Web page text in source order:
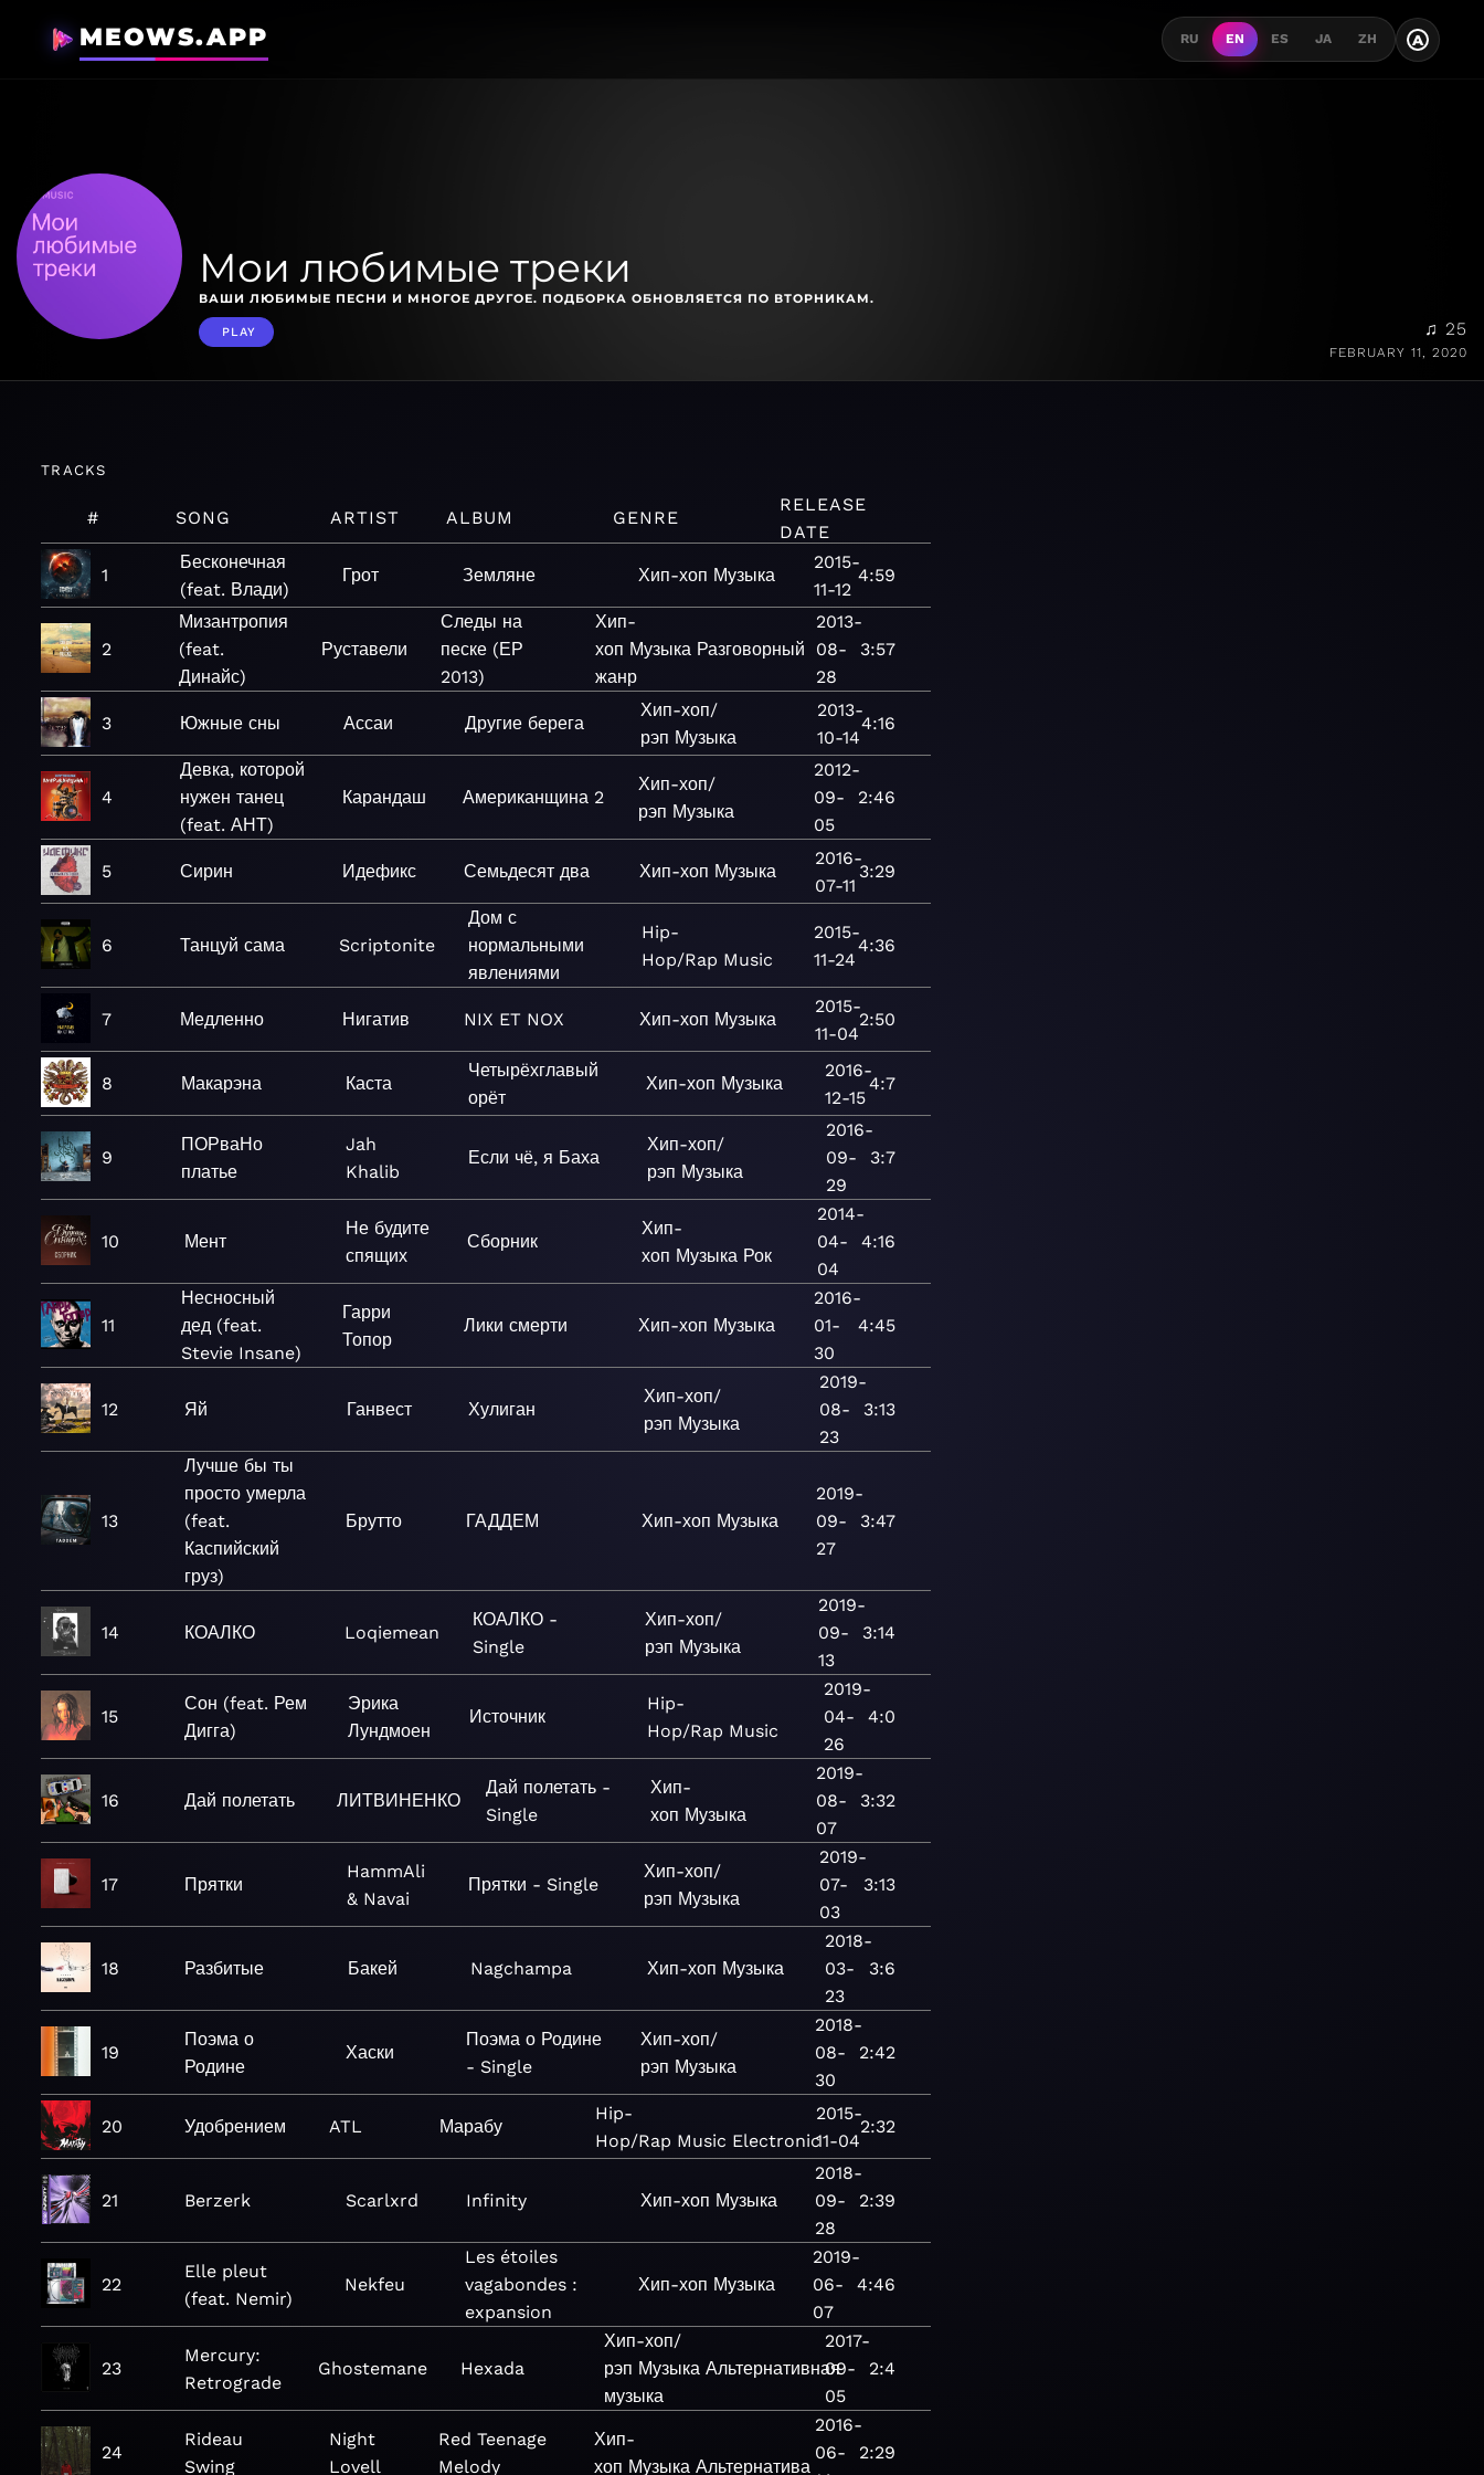
MEOWS.APP RU EN ES JA ZH A
Мои любимые треки
ВАШИ ЛЮБИМЫЕ ПЕСНИ И МНОГОЕ ДРУГОЕ. ПОДБОРКА ОБНОВЛЯЕТСЯ ПО ВТОРНИКАМ.
PLAY ♫ 25
FEBRUARY 11, 2020
TRACKS
# SONG ARTIST ALBUM GENRE
RELEASE
DATE
1
Бесконечная
(feat. Влади)
Грот Земляне Хип-хоп Музыка
2015-
11-12
4:59
2
Мизантропия
(feat.
Динайс)
Руставели
Следы на
песке (ЕР
2013)
Хип-
хоп Музыка Разговорный
жанр
2013-
08-
28
3:57
3 Южные сны Ассаи Другие берега
Хип-хоп/
рэп Музыка
2013-
10-14
4:16
4
Девка, которой
нужен танец
(feat. АНТ)
Карандаш Американщина 2
Хип-хоп/
рэп Музыка
2012-
09-
05
2:46
5 Сирин Идефикс Семьдесят два Хип-хоп Музыка
2016-
07-11
3:29
6 Танцуй сама Scriptonite
Дом с
нормальными
явлениями
Hip-
Hop/Rap Music
2015-
11-24
4:36
7 Медленно Нигатив NIX ET NOX Хип-хоп Музыка
2015-
11-04
2:50
8 Макарэна Каста
Четырёхглавый
орёт
Хип-хоп Музыка
2016-
12-15
4:7
9
ПОРваНо
платье
Jah
Khalib
Если чё, я Баха
Хип-хоп/
рэп Музыка
2016-
09-
29
3:7
10 Мент
Не будите
спящих
Сборник
Хип-
хоп Музыка Рок
2014-
04-
04
4:16
11
Несносный
дед (feat.
Stevie Insane)
Гарри
Топор
Лики смерти Хип-хоп Музыка
2016-
01-
30
4:45
12 Яй Ганвест Хулиган
Хип-хоп/
рэп Музыка
2019-
08-
23
3:13
13
Лучше бы ты
просто умерла
(feat.
Каспийский
груз)
Брутто ГАДДЕМ Хип-хоп Музыка
2019-
09-
27
3:47
14 КОАЛКО Loqiemean
КОАЛКО -
Single
Хип-хоп/
рэп Музыка
2019-
09-
13
3:14
15
Сон (feat. Рем
Дигга)
Эрика
Лундмоен
Источник
Hip-
Hop/Rap Music
2019-
04-
26
4:0
16 Дай полетать ЛИТВИНЕНКО
Дай полетать -
Single
Хип-
хоп Музыка
2019-
08-
07
3:32
17 Прятки
HammAli
& Navai
Прятки - Single
Хип-хоп/
рэп Музыка
2019-
07-
03
3:13
18 Разбитые Бакей Nagchampa Хип-хоп Музыка
2018-
03-
23
3:6
19
Поэма о
Родине
Хаски
Поэма о Родине
- Single
Хип-хоп/
рэп Музыка
2018-
08-
30
2:42
20 Удобрением ATL Марабу
Hip-
Hop/Rap Music Electronic
2015-
11-04
2:32
21 Berzerk Scarlxrd Infinity Хип-хоп Музыка
2018-
09-
28
2:39
22
Elle pleut
(feat. Nemir)
Nekfeu
Les étoiles
vagabondes :
expansion
Хип-хоп Музыка
2019-
06-
07
4:46
23
Mercury:
Retrograde
Ghostemane Hexada
Хип-хоп/
рэп Музыка Альтернативная
музыка
2017-
09-
05
2:4
24
Rideau
Swing
Night
Lovell
Red Teenage
Melody
Хип-
хоп Музыка Альтернатива
2016-
06-
2:29